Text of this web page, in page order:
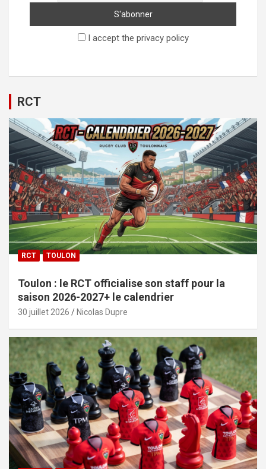
I accept the privacy policy
RCT
RCT TOULON
Toulon : le RCT officialise son staff pour la
saison 2026-2027+ le calendrier
30 juillet 2026 Nicolas Dupre